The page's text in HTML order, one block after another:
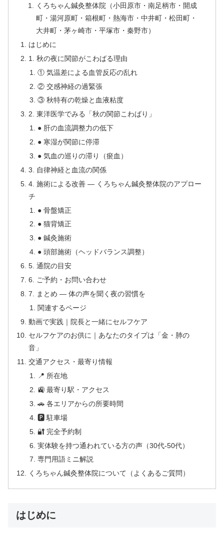
くろちゃん鍼灸整体院（小田原市・南足柄市・開成
町・湯河原町・箱根町・熱海市・中井町・松田町・
大井町・茅ヶ崎市・平塚市・秦野市）
はじめに
1. 秋の夜に関節がこわばる理由
① 気温差による血管反応の乱れ
② 交感神経の過緊張
③ 秋特有の乾燥と血液粘度
2. 東洋医学でみる「秋の関節こわばり」
● 肝の血流調整力の低下
● 寒湿が関節に停滞
● 気血の巡りの滞り（瘀血）
3. 自律神経と血流の関係
4. 施術による改善 ― くろちゃん鍼灸整体院のアプロー
チ
● 骨盤矯正
● 猫背矯正
● 鍼灸施術
● 頭部施術（ヘッドバランス調整）
5. 通院の目安
6. ご予約・お問い合わせ
7. まとめ ― 体の声を聞く夜の習慣を
関連するページ
動画で実践｜院長と一緒にセルフケア
セルフケアのお供に｜あなたのタイプは「金・肺の
音」
交通アクセス・最寄り情報
📍 所在地
🚉 最寄り駅・アクセス
🚗 各エリアからの所要時間
🅿 駐車場
🔐 完全予約制
実体験を持つ通われている方の声（30代-50代）
専門用語ミニ解説
くろちゃん鍼灸整体院について（よくあるご質問）
はじめに